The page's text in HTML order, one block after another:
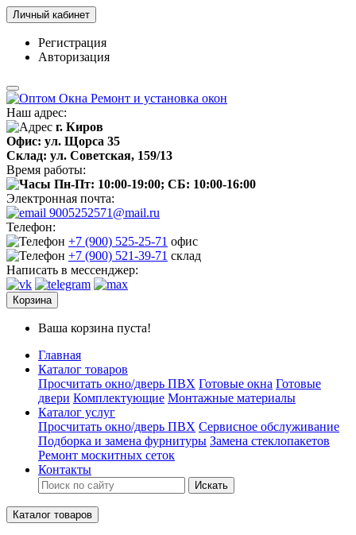
Личный кабинет
Регистрация
Авторизация
Наш адрес:
г. Киров
Офис: ул. Щорса 35
Склад: ул. Советская, 159/13
Время работы:
Пн-Пт: 10:00-19:00; СБ: 10:00-16:00
Электронная почта:
9005252571@mail.ru
Телефон:
+7 (900) 525-25-71 офис
+7 (900) 521-39-71 склад
Написать в мессенджер:
Корзина
Ваша корзина пуста!
Главная
Каталог товаров
Просчитать окно/дверь ПВХ Готовые окна Готовые
двери Комплектующие Монтажные материалы
Каталог услуг
Просчитать окно/дверь ПВХ Сервисное обслуживание
Подборка и замена фурнитуры Замена стеклопакетов
Ремонт москитных сеток
Контакты
Искать
Каталог товаров